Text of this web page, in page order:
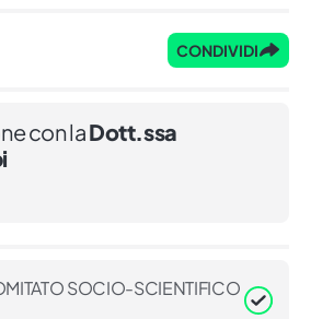
CONDIVIDI
con laDott.ssa
SOCIO-SCIENTIFICO